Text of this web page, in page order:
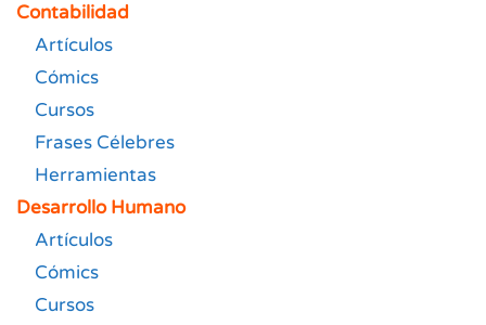
Contabilidad
Artículos
Cómics
Cursos
Frases Célebres
Herramientas
Desarrollo Humano
Artículos
Cómics
Cursos